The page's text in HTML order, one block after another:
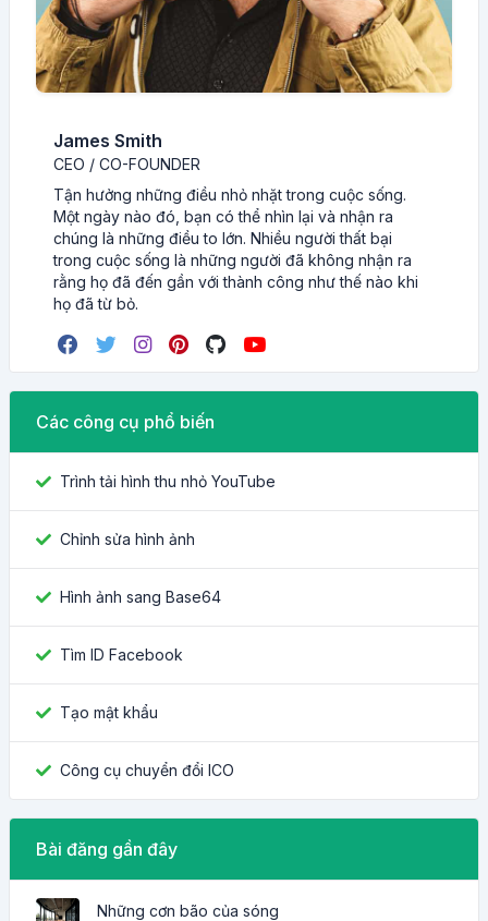
James Smith
CEO / CO-FOUNDER
Tận hưởng những điều nhỏ nhặt trong cuộc sống.
Một ngày nào đó, bạn có thể nhìn lại và nhận ra
chúng là những điều to lớn. Nhiều người thất bại
trong cuộc sống là những người đã không nhận ra
rằng họ đã đến gần với thành công như thế nào khi
họ đã từ bỏ.
Các công cụ phổ biến
Trình tải hình thu nhỏ YouTube
Chỉnh sửa hình ảnh
Hình ảnh sang Base64
Tìm ID Facebook
Tạo mật khẩu
Công cụ chuyển đổi ICO
Bài đăng gần đây
Những cơn bão của sóng